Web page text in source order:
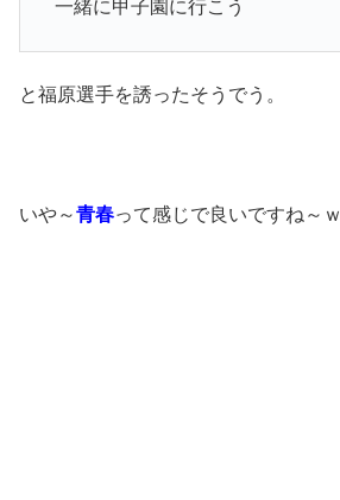
一緒に甲子園に行こう
と福原選手を誘ったそうでう。
いや～青春って感じで良いですね～ｗ